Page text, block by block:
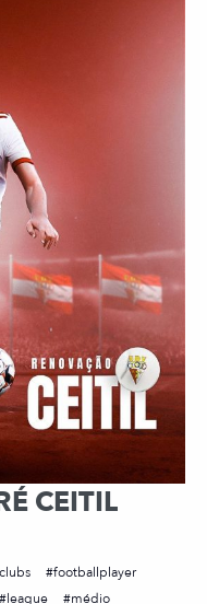
CEITIL
clubs
footballplayer
league
médio